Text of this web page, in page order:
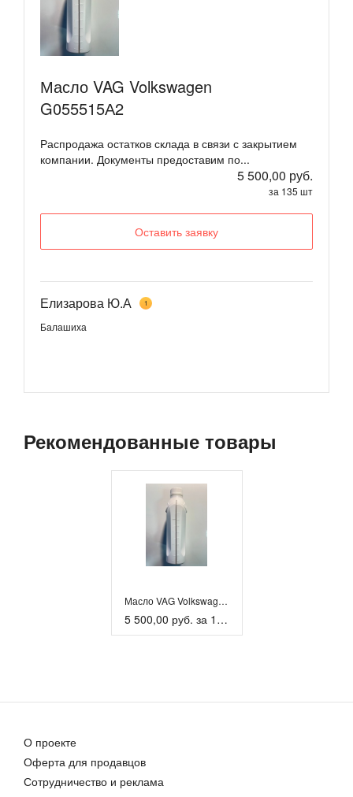
Масло VAG Volkswagen
G055515А2
Распродажа остатков склада в связи с закрытием
компании. Документы предоставим по...
5 500,00 руб.
за 135 шт
Оставить заявку
Елизарова Ю.А 1
Балашиха
Рекомендованные товары
Масло VAG Volkswagen G055515А2
5 500,00 руб. за 135шт
О проекте
Оферта для продавцов
Сотрудничество и реклама